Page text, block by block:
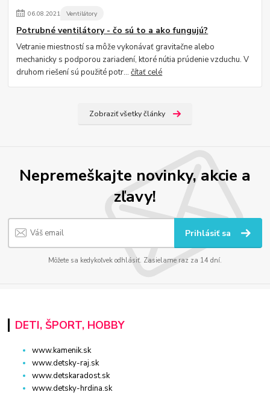
06.08.2021 Ventilátory
Potrubné ventilátory - čo sú to a ako fungujú?
Vetranie miestností sa môže vykonávať gravitačne alebo
mechanicky s podporou zariadení, ktoré nútia prúdenie vzduchu. V
druhom riešení sú použité potr...čítať celé
Zobraziť všetky články
Nepremeškajte novinky, akcie a
zľavy!
Prihlásiť sa
Môžete sa kedykoľvek odhlásiť. Zasielame raz za 14 dní.
DETI, ŠPORT, HOBBY
www.kamenik.sk
www.detsky-raj.sk
www.detskaradost.sk
www.detsky-hrdina.sk